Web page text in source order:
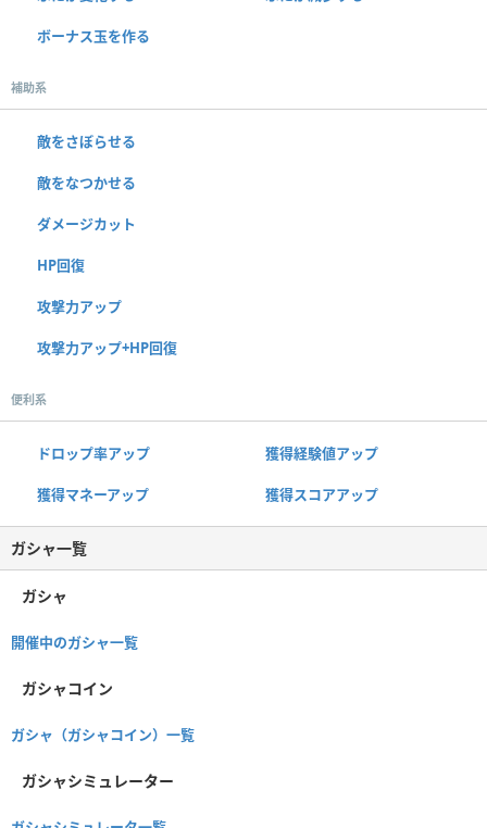
ボーナス玉を作る
補助系
敵をさぼらせる
敵をなつかせる
ダメージカット
HP回復
攻撃力アップ
攻撃力アップ+HP回復
便利系
ドロップ率アップ 獲得経験値アップ
獲得マネーアップ 獲得スコアアップ
ガシャ一覧
ガシャ
開催中のガシャ一覧
ガシャコイン
ガシャ（ガシャコイン）一覧
ガシャシミュレーター